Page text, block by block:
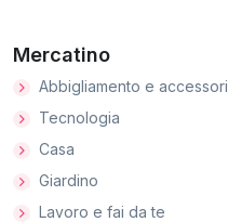
Mercatino
Abbigliamento e accessori
Tecnologia
Casa
Giardino
Lavoro e fai da te